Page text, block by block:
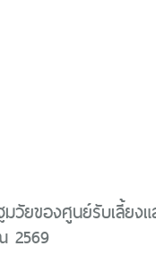
วัยของศูนย์รับเลี้ยง
2569